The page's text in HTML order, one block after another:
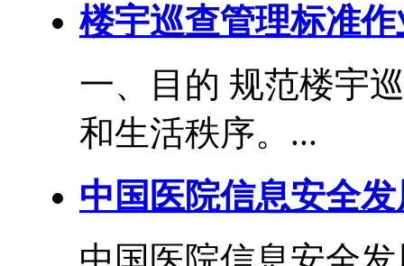
楼宇巡查管理标准
一、目的 规范楼宇
和生活秩序。...
中国医院信息安全